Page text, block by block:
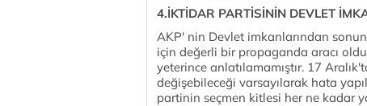
4.İKTİDAR PARTİSİNİN DEVLET
AKP' nin Devlet imkanlarından
için değerli bir propaganda aracı
yeterince anlatılamamıştır. 17
değişebileceği varsayılarak hata
partinin seçmen kitlesi her ne kadar